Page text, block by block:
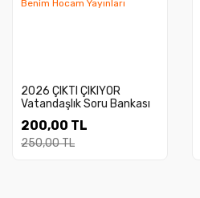
2026 ÇIKTI ÇIKIYOR
Vatandaşlık Soru Bankası
200,00 TL
250,00 TL